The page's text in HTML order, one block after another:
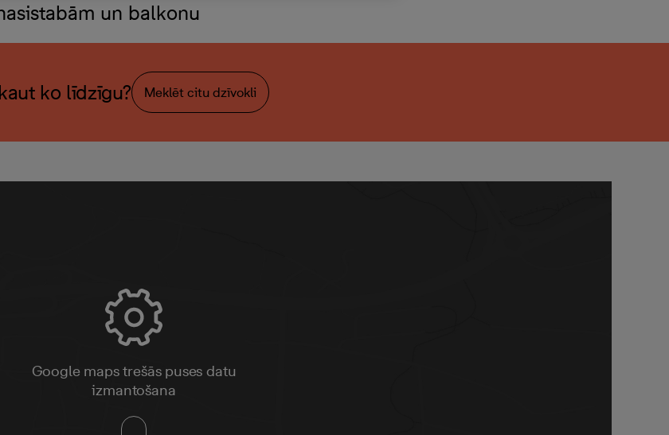
un balkonu
ko līdzīgu? Meklēt citu dzīvokli
Google maps trešās puses datu
izmantošana